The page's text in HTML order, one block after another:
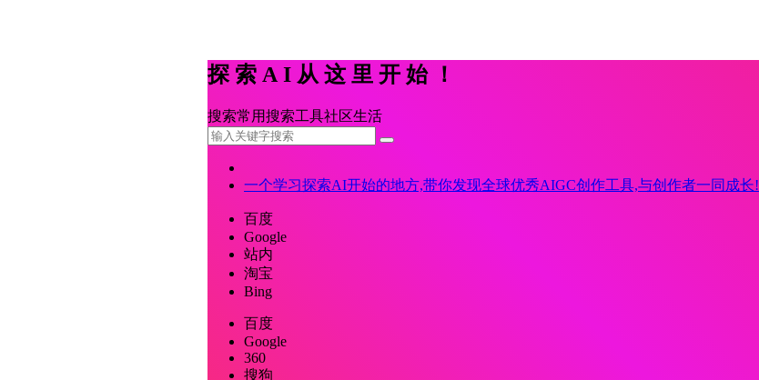
探索AI从这里开始！
搜索常用搜索工具社区生活
一个学习探索AI开始的地方,带你发现全球优秀AIGC创作工具,与创作者一同成长!
百度
Google
站内
淘宝
Bing
百度
Google
360
搜狗